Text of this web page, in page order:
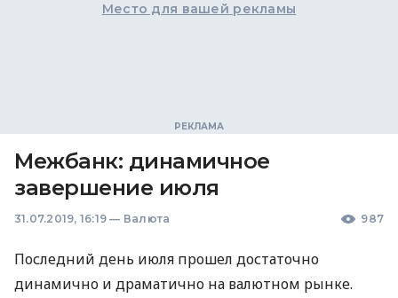
Место для вашей рекламы
Межбанк: динамичное
завершение июля
31.07.2019, 16:19 — Валюта 987
Последний день июля прошел достаточно
динамично и драматично на валютном рынке.